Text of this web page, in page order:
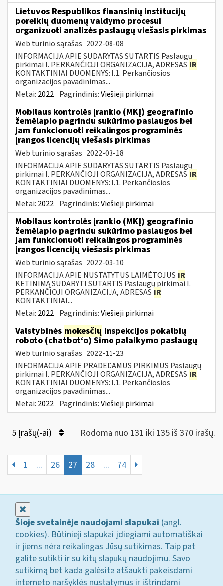
Lietuvos Respublikos finansinių institucijų
poreikių duomenų valdymo procesui
organizuoti analizės paslaugų viešasis pirkimas
Web turinio sąrašas 2022-08-08
INFORMACIJA APIE SUDARYTAS SUTARTIS Paslaugų
pirkimai I. PERKANČIOJI ORGANIZACIJA, ADRESAS IR
KONTAKTINIAI DUOMENYS: I.1. Perkančiosios
organizacijos pavadinimas...
Metai: 2022 Pagrindinis:Viešieji pirkimai
Mobilaus kontrolės įrankio (MKĮ) geografinio
žemėlapio pagrindu sukūrimo paslaugos bei
jam funkcionuoti reikalingos programinės
įrangos licencijų viešasis pirkimas
Web turinio sąrašas 2022-03-18
INFORMACIJA APIE SUDARYTAS SUTARTIS Paslaugų
pirkimai I. PERKANČIOJI ORGANIZACIJA, ADRESAS IR
KONTAKTINIAI DUOMENYS: I.1. Perkančiosios
organizacijos pavadinimas...
Metai: 2022 Pagrindinis:Viešieji pirkimai
Mobilaus kontrolės įrankio (MKĮ) geografinio
žemėlapio pagrindu sukūrimo paslaugos bei
jam funkcionuoti reikalingos programinės
įrangos licencijų viešasis pirkimas
Web turinio sąrašas 2022-03-10
INFORMACIJA APIE NUSTATYTUS LAIMĖTOJUS IR
KETINIMĄ SUDARYTI SUTARTIS Paslaugų pirkimai I.
PERKANČIOJI ORGANIZACIJA, ADRESAS IR
KONTAKTINIAI...
Metai: 2022 Pagrindinis:Viešieji pirkimai
Valstybinės mokesčių inspekcijos pokalbių
roboto (chatbot‘o) Simo palaikymo paslaugų
Web turinio sąrašas 2022-11-23
INFORMACIJA APIE PRADEDAMUS PIRKIMUS Paslaugų
pirkimai I. PERKANČIOJI ORGANIZACIJA, ADRESAS IR
KONTAKTINIAI DUOMENYS: I.1. Perkančiosios
organizacijos pavadinimas...
Metai: 2022 Pagrindinis:Viešieji pirkimai
5 Įrašų(-ai) Rodoma nuo 131 iki 135 iš 370 irašų.
1 ... 26 27 28 ... 74
Šioje svetainėje naudojami slapukai (angl.
cookies). Būtinieji slapukai įdiegiami automatiškai
ir jiems nėra reikalingas Jūsų sutikimas. Taip pat
galite sutikti ir su kitų slapukų naudojimu. Savo
sutikimą bet kada galėsite atšaukti pakeisdami
interneto naršyklės nustatymus ir ištrindami